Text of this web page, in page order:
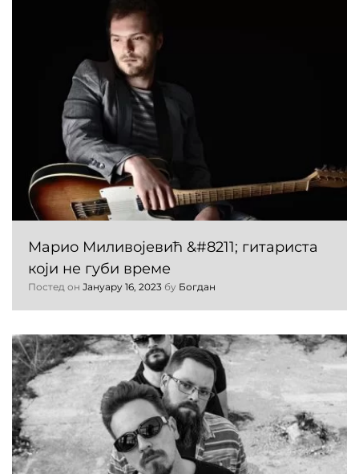
Марио Миливојевић &#8211; гитариста
који не губи време
Постед он Јануарy 16, 2023 бy Богдан